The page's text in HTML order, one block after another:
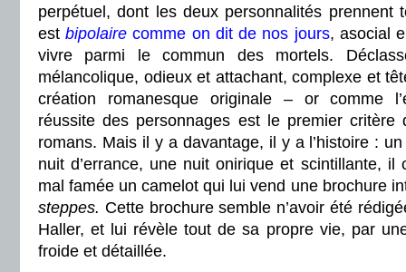
perpétuel, dont les deux personnalités prennent
estbipolaire comme on dit de nos jours, asocial
vivre parmi le commun des mortels.
mélancolique, odieux et attachant, complexe et
création romanesque originale – or comme
réussite des personnages est le premier
romans. Mais il y a davantage, il y a l’histoire :
nuit d’errance, une nuit onirique et scintillante, il
mal famée un camelot qui lui vend une brochure
steppes. Cette brochure semble n’avoir été
Haller, et lui révèle tout de sa propre vie, par
froide et détaillée.